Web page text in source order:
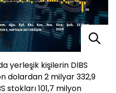
yerleşik kişilerin DİBS
dolardan 2 milyar 332,9
stokları 101,7 milyon